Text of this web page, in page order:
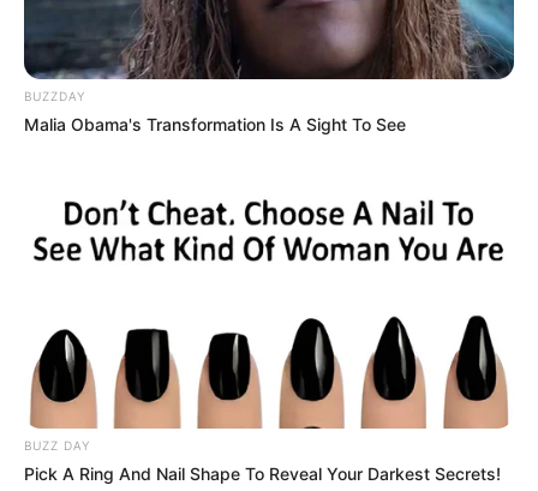
BUZZDAY
Malia Obama's Transformation Is A Sight To See
BUZZ DAY
Pick A Ring And Nail Shape To Reveal Your Darkest Secrets!